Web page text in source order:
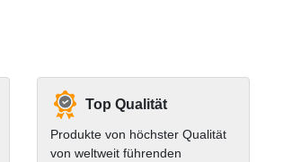
Top Qualität
Produkte von höchster Qualität
von weltweit führenden